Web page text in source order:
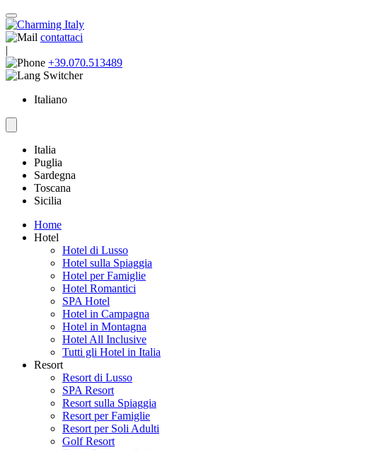
contattaci
|
+39.070.513489
Italiano
Italia
Puglia
Sardegna
Toscana
Sicilia
Home
Hotel
Hotel di Lusso
Hotel sulla Spiaggia
Hotel per Famiglie
Hotel Romantici
SPA Hotel
Hotel in Campagna
Hotel in Montagna
Hotel All Inclusive
Tutti gli Hotel in Italia
Resort
Resort di Lusso
SPA Resort
Resort sulla Spiaggia
Resort per Famiglie
Resort per Soli Adulti
Golf Resort